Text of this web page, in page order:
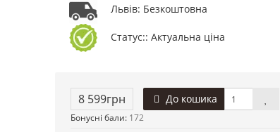
Львів: Безкоштовна
Статус:: Актуальна ціна
8 599грн До кошика
Бонусні бали: 172